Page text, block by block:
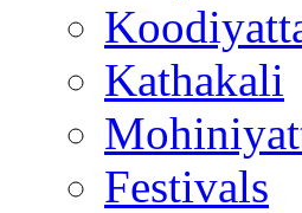
Kathakali
Festivals